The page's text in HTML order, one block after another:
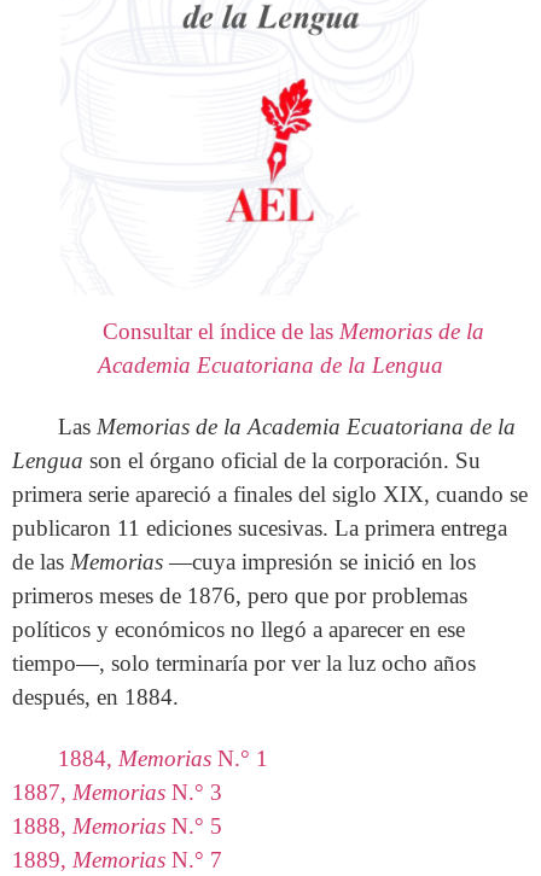
Consultar el índice de lasMemorias de la
Academia Ecuatoriana de la Lengua
LasMemorias de la Academia Ecuatoriana de la
Lengua son el órgano oficial de la corporación. Su
primera serie apareció a finales del siglo XIX, cuando se
publicaron 11 ediciones sucesivas. La primera entrega
de las Memorias—cuya impresión se inició en los
primeros meses de 1876, pero que por problemas
políticos y económicos no llegó a aparecer en ese
tiempo—, solo terminaría por ver la luz ocho años
después, en 1884.
1884,Memorias N.° 1
1887, Memorias N.° 3
1888, Memorias N.° 5
1889, Memorias N.° 7